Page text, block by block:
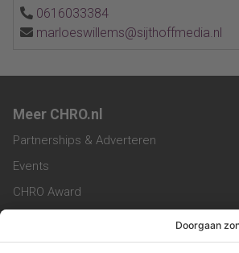
0616033384
marloeswillems@sijthoffmedia.nl
Meer CHRO.nl
Partnerships & Adverteren
Events
CHRO Award
CHRO Magazine